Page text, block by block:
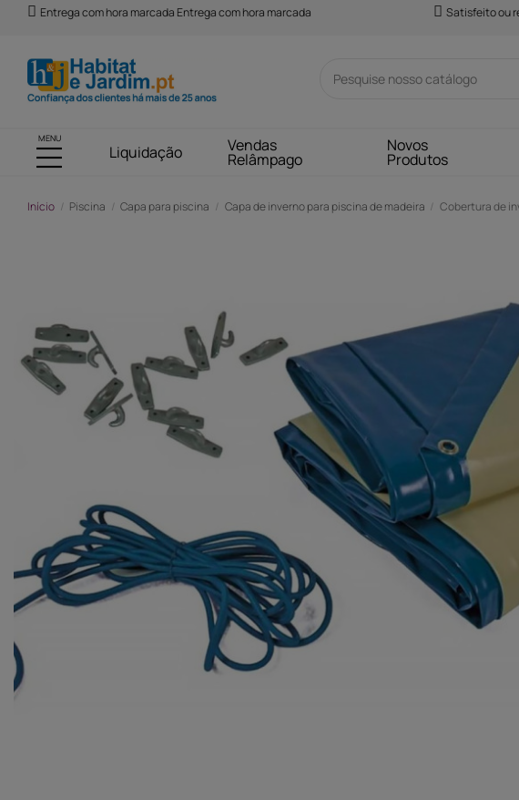
Entrega com hora marcada Entrega com hora marcada Satisfeito ou
MENU
Liquidação Vendas
Relâmpago
Novos
Produtos
Início Piscina Capa para piscina Capa de inverno para piscina de madeira Cobertura de